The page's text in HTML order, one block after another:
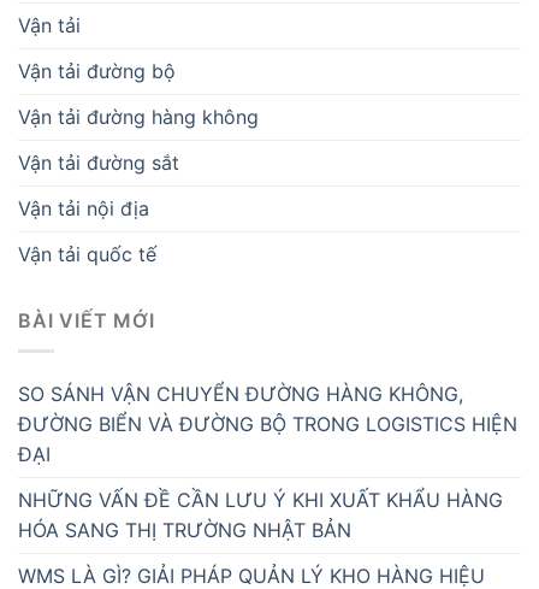
Vận tải
Vận tải đường bộ
Vận tải đường hàng không
Vận tải đường sắt
Vận tải nội địa
Vận tải quốc tế
BÀI VIẾT MỚI
SO SÁNH VẬN CHUYỂN ĐƯỜNG HÀNG KHÔNG,
ĐƯỜNG BIỂN VÀ ĐƯỜNG BỘ TRONG LOGISTICS HIỆN
ĐẠI
NHỮNG VẤN ĐỀ CẦN LƯU Ý KHI XUẤT KHẨU HÀNG
HÓA SANG THỊ TRƯỜNG NHẬT BẢN
WMS LÀ GÌ? GIẢI PHÁP QUẢN LÝ KHO HÀNG HIỆU